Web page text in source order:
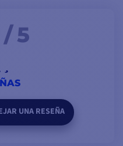
/ 5
UNA RESEÑA